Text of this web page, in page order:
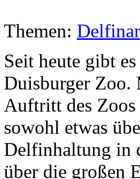
Themen:
Seit heute gibt
Duisburger Zoo.
Auftritt des Zoos
sowohl etwas
Delfinhaltung in
über die großen